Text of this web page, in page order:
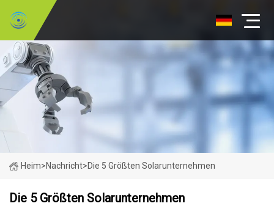
Heim>Nachricht>Die 5 Größten Solarunternehmen
Die 5 Größten Solarunternehmen